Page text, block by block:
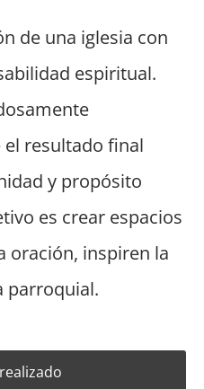
de una iglesia con
espiritual.
resultado final
y propósito
es crear espacios
oración, inspiren la
parroquial.